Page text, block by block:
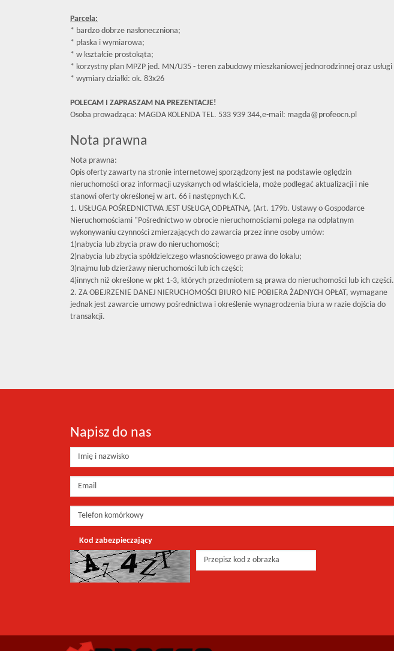
Parcela:
* bardzo dobrze nasłoneczniona;
* płaska i wymiarowa;
* w kształcie prostokąta;
* korzystny plan MPZP jed. MN/U35 - teren zabudowy mieszkaniowej jednorodzinnej oraz usługi
* wymiary działki: ok. 83x26
POLECAM I ZAPRASZAM NA PREZENTACJE!
Osoba prowadząca: MAGDA KOLENDA TEL. 533 939 344,e-mail: magda@profeocn.pl
Nota prawna
Nota prawna:
Opis oferty zawarty na stronie internetowej sporządzony jest na podstawie oględzin
nieruchomości oraz informacji uzyskanych od właściciela, może podlegać aktualizacji i nie
stanowi oferty określonej w art. 66 i następnych K.C.
1. USŁUGA POŚREDNICTWA JEST USŁUGĄ ODPŁATNĄ. (Art. 179b. Ustawy o Gospodarce
Nieruchomościami "Pośrednictwo w obrocie nieruchomościami polega na odpłatnym
wykonywaniu czynności zmierzających do zawarcia przez inne osoby umów:
1)nabycia lub zbycia praw do nieruchomości;
2)nabycia lub zbycia spółdzielczego własnościowego prawa do lokalu;
3)najmu lub dzierżawy nieruchomości lub ich części;
4)innych niż określone w pkt 1-3, których przedmiotem są prawa do nieruchomości lub ich części.
2. ZA OBEJRZENIE DANEJ NIERUCHOMOŚCI BIURO NIE POBIERA ŻADNYCH OPŁAT, wymagane
jednak jest zawarcie umowy pośrednictwa i określenie wynagrodzenia biura w razie dojścia do
transakcji.
Napisz do nas
Kod zabezpieczający